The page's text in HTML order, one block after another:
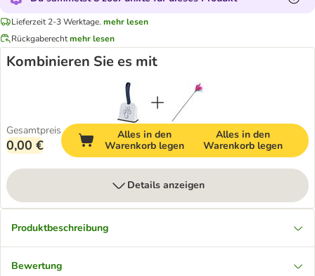
Lieferzeit 2-3 Werktage. mehr lesen
Rückgaberechtmehr lesen
Kombinieren Sie es mit
Gesamtpreis
0,00 €
Alles in den
Warenkorb legen
Alles in den
Warenkorb legen
Details anzeigen
Produktbeschreibung
Bewertung